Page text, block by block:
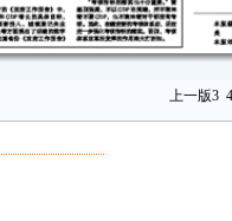
上一版3 4